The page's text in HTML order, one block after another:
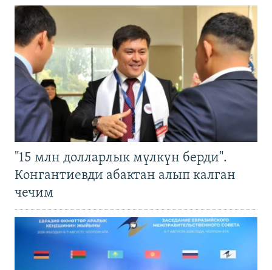
"15 млн долларлык мүлкүн берди".
Конгантиевди абактан алып калган
чечим